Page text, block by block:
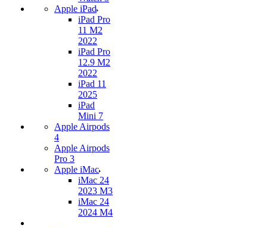
Apple iPad
iPad Pro
11 M2
2022
iPad Pro
12.9 M2
2022
iPad 11
2025
iPad
Mini 7
Apple Airpods
4
Apple Airpods
Pro 3
Apple iMac
iMac 24
2023 M3
iMac 24
2024 M4